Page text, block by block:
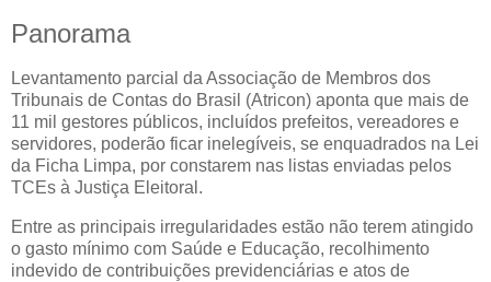
Panorama
Levantamento parcial da Associação de Membros dos
Tribunais de Contas do Brasil (Atricon) aponta que mais de
11 mil gestores públicos, incluídos prefeitos, vereadores e
servidores, poderão ficar inelegíveis, se enquadrados na Lei
da Ficha Limpa, por constarem nas listas enviadas pelos
TCEs à Justiça Eleitoral.
Entre as principais irregularidades estão não terem atingido
o gasto mínimo com Saúde e Educação, recolhimento
indevido de contribuições previdenciárias e atos de